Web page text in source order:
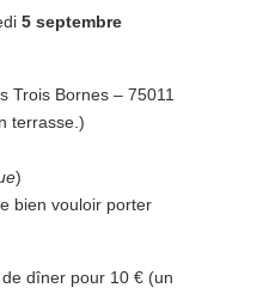
5 septembre
Trois Bornes – 75011
terrasse.)
)
bien vouloir porter
dîner pour 10 € (un